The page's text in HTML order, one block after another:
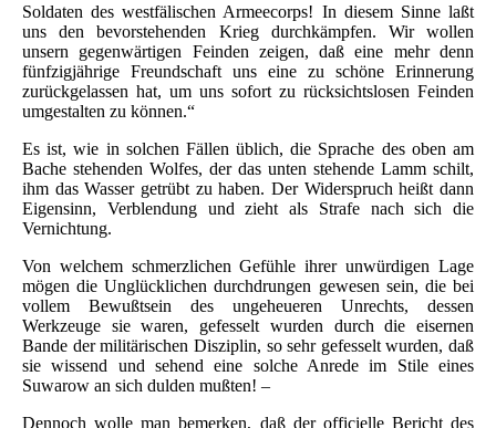
Soldaten des westfälischen Armeecorps! In diesem Sinne laßt
uns den bevorstehenden Krieg durchkämpfen. Wir wollen
unsern gegenwärtigen Feinden zeigen, daß eine mehr denn
fünfzigjährige Freundschaft uns eine zu schöne Erinnerung
zurückgelassen hat, um uns sofort zu rücksichtslosen Feinden
umgestalten zu können.“
Es ist, wie in solchen Fällen üblich, die Sprache des oben am
Bache stehenden Wolfes, der das unten stehende Lamm schilt,
ihm das Wasser getrübt zu haben. Der Widerspruch heißt dann
Eigensinn, Verblendung und zieht als Strafe nach sich die
Vernichtung.
Von welchem schmerzlichen Gefühle ihrer unwürdigen Lage
mögen die Unglücklichen durchdrungen gewesen sein, die bei
vollem Bewußtsein des ungeheueren Unrechts, dessen
Werkzeuge sie waren, gefesselt wurden durch die eisernen
Bande der militärischen Disziplin, so sehr gefesselt wurden, daß
sie wissend und sehend eine solche Anrede im Stile eines
Suwarow an sich dulden mußten! –
Dennoch wolle man bemerken, daß der officielle Bericht des